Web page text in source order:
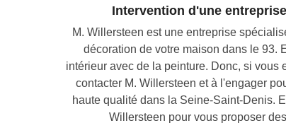
Intervention d'une
M. Willersteen est une entreprise
décoration de votre maison dans le 93.
intérieur avec de la peinture. Donc, si
contacter M. Willersteen et à l'engager
haute qualité dans la Seine-Saint-Denis.
Willersteen pour vous proposer